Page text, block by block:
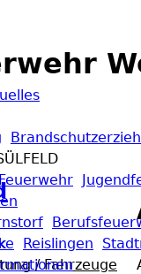
Reislingen
/ Fahrzeuge